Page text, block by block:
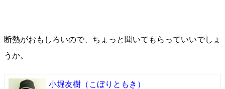
断熱がおもしろいので、ちょっと聞いてもらっていいでしょ
うか。
小堀友樹 （こぼりともき）